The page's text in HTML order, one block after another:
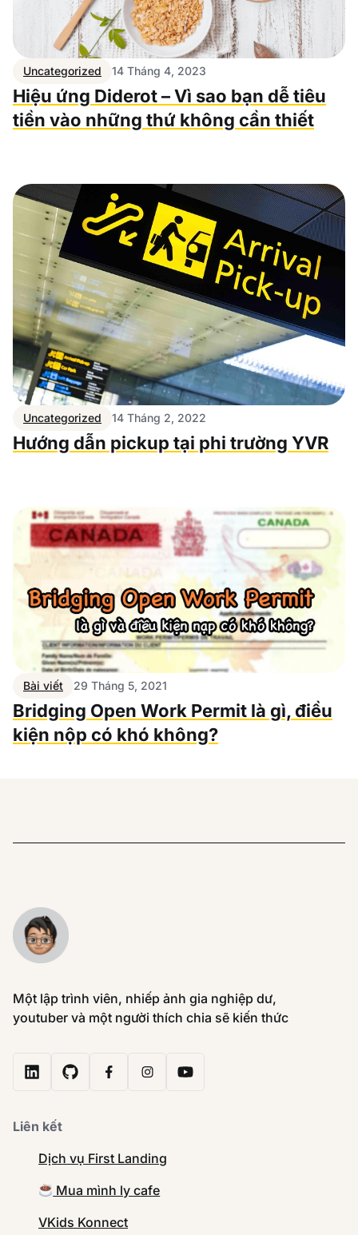
Uncategorized 14 Tháng 4, 2023
Hiệu ứng Diderot – Vì sao bạn dễ tiêu
tiền vào những thứ không cần thiết
Uncategorized 14 Tháng 2, 2022
Hướng dẫn pickup tại phi trường YVR
Bài viết 29 Tháng 5, 2021
Bridging Open Work Permit là gì, điều
kiện nộp có khó không?
Một lập trình viên, nhiếp ảnh gia nghiệp dư,
youtuber và một người thích chia sẽ kiến thức
Liên kết
Dịch vụ First Landing
Mua mình ly cafe
VKids Konnect